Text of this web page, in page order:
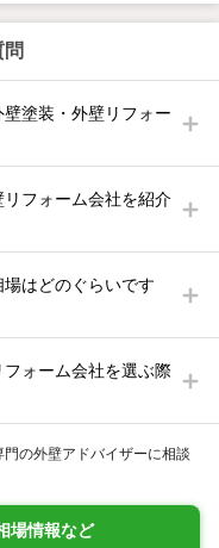
壁塗装・外壁リフォー
リフォーム会社を紹介
場はどのぐらいです
フォーム会社を選ぶ際
の外壁アドバイザーに相談
場情報など